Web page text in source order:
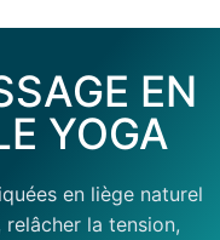
EN
YOGA
en liège naturel
la tension,